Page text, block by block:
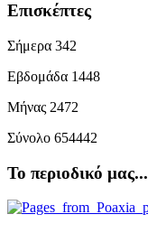
Επισκέπτες
Σήμερα 342
Εβδομάδα 1448
Μήνας 2472
Σύνολο 654442
Το περιοδικό μας...